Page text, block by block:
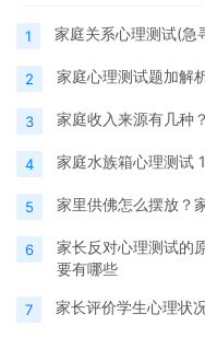
1 家庭关系心理测试(急
2 家庭心理测试题加解
3 家庭收入来源有几种
4 家庭水族箱心理测试
5 家里供佛怎么摆放？
6
家长反对心理测试的
要有哪些
7 家长评价学生心理状